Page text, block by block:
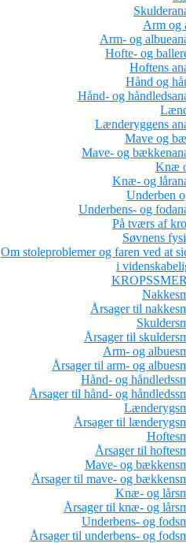
Arm og
Arm- og
Hofte- og
Hoftens
Hånd og
Hånd- og
Lænderyggens
Mave og
Mave- og
Knæ
Knæ- og
Underben
Underbens- og
På tværs af
Søvnens
Om stoleproblemer og faren ved at
i
Årsager til
Årsager til
Arm- og
Årsager til arm- og
Hånd- og
Årsager til hånd- og
Årsager til
Årsager til
Mave- og
Årsager til mave- og
Knæ- og
Årsager til knæ- og
Underbens- og
Årsager til underbens- og